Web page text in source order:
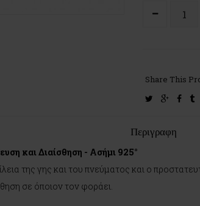
Share This
twittergoogle-
Περιγραφη
και Διαίσθηση - Ασήμι 925°
της γης και του πνεύματος και ο
σε όποιον τον φοράει.